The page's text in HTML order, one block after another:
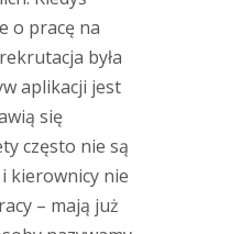
o pracę na
była
aplikacji jest
się
często nie są
kierownicy nie
– mają już